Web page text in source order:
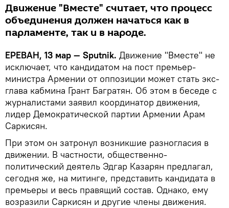
Движение "Вместе" считает, что процесс
объединения должен начаться как в
парламенте, так и в народе.
ЕРЕВАН, 13 мар — Sputnik. Движение "Вместе" не
исключает, что кандидатом на пост премьер-
министра Армении от оппозиции может стать экс-
глава кабмина Грант Багратян. Об этом в беседе с
журналистами заявил координатор движения,
лидер Демократической партии Армении Арам
Саркисян.
При этом он затронул возникшие разногласия в
движении. В частности, общественно-
политический деятель Эдгар Казарян предлагал,
сегодня же, на митинге, представить кандидата в
премьеры и весь правящий состав. Однако, ему
возразили Саркисян и другие члены движения.